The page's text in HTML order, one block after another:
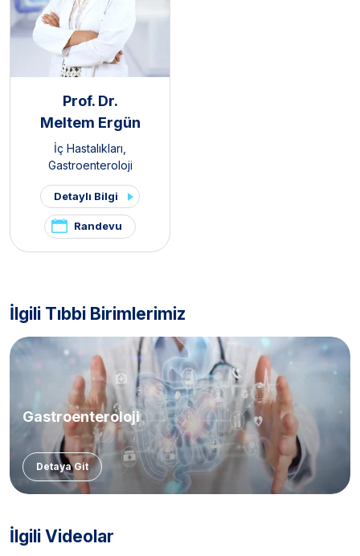
Prof. Dr.
Meltem Ergün
İç Hastalıkları,
Gastroenteroloji
Detaylı Bilgi
Randevu
İlgili Tıbbi Birimlerimiz
Gastroenteroloji
Detaya Git
İlgili Videolar